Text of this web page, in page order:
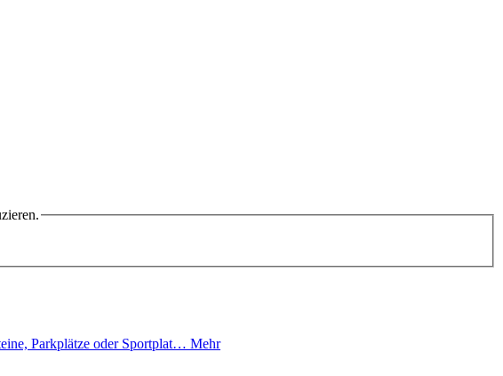
Parkplätze oder Sportplat… Mehr